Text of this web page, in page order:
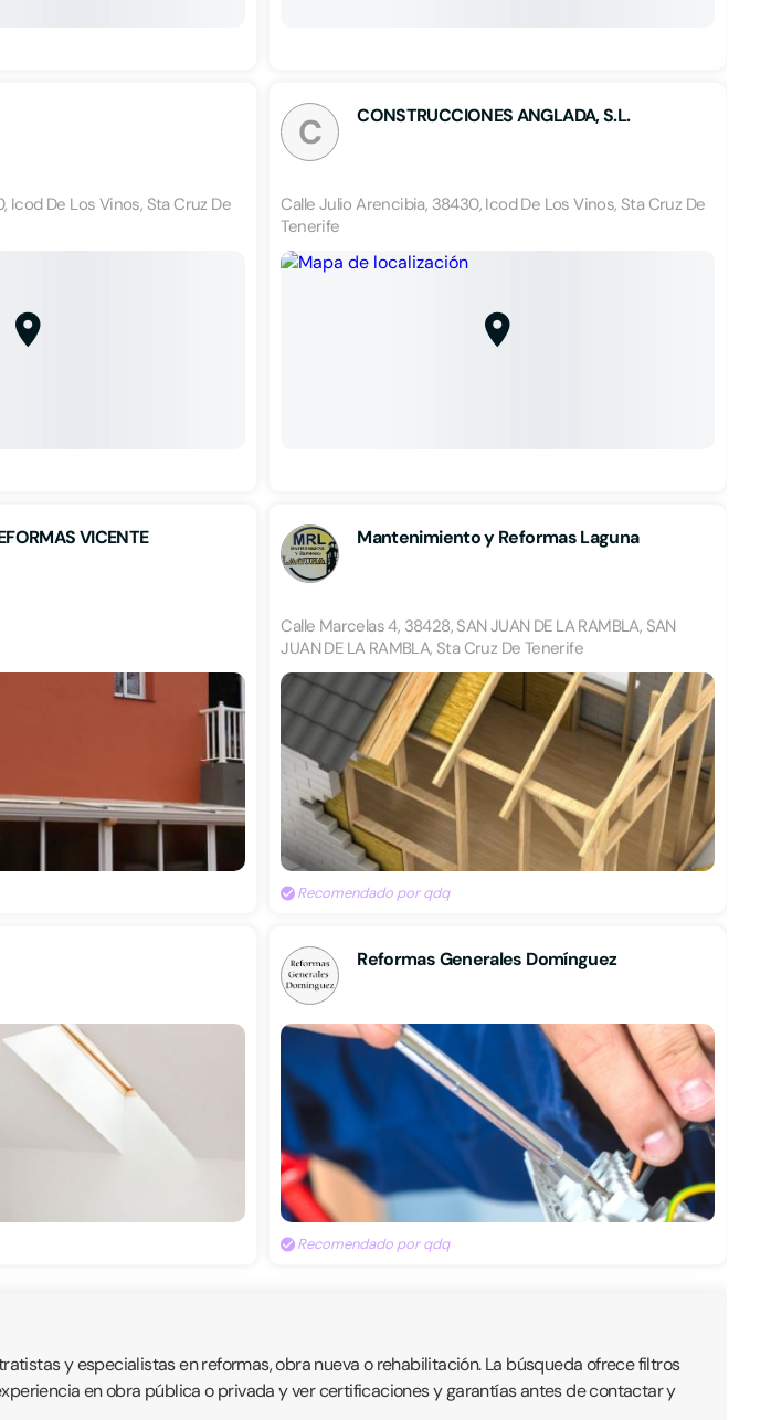
Icod De Los Vinos, Sta Cruz De
C CONSTRUCCIONES ANGLADA, S.L.
Calle Julio Arencibia, 38430, Icod De Los Vinos, Sta Cruz De
Tenerife
VICENTE Mantenimiento y Reformas Laguna
Calle Marcelas 4, 38428, SAN JUAN DE LA RAMBLA, SAN
JUAN DE LA RAMBLA, Sta Cruz De Tenerife
Recomendado por qdq
Reformas Generales Domínguez
Recomendado por qdq
y especialistas en reformas, obra nueva o rehabilitación. La búsqueda ofrece filtros
en obra pública o privada y ver certificaciones y garantías antes de contactar y